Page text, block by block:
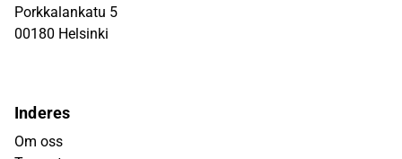
Porkkalankatu 5
00180 Helsinki
Inderes
Om oss